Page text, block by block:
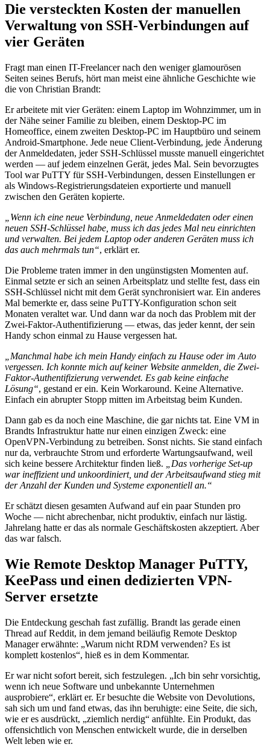
Die versteckten Kosten der manuellen
Verwaltung von SSH-Verbindungen auf
vier Geräten
Fragt man einen IT-Freelancer nach den weniger glamourösen
Seiten seines Berufs, hört man meist eine ähnliche Geschichte wie
die von Christian Brandt:
Er arbeitete mit vier Geräten: einem Laptop im Wohnzimmer, um in
der Nähe seiner Familie zu bleiben, einem Desktop-PC im
Homeoffice, einem zweiten Desktop-PC im Hauptbüro und seinem
Android-Smartphone. Jede neue Client-Verbindung, jede Änderung
der Anmeldedaten, jeder SSH-Schlüssel musste manuell eingerichtet
werden — auf jedem einzelnen Gerät, jedes Mal. Sein bevorzugtes
Tool war PuTTY für SSH-Verbindungen, dessen Einstellungen er
als Windows-Registrierungsdateien exportierte und manuell
zwischen den Geräten kopierte.
„Wenn ich eine neue Verbindung, neue Anmeldedaten oder einen
neuen SSH-Schlüssel habe, muss ich das jedes Mal neu einrichten
und verwalten. Bei jedem Laptop oder anderen Geräten muss ich
das auch mehrmals tun“, erklärt er.
Die Probleme traten immer in den ungünstigsten Momenten auf.
Einmal setzte er sich an seinen Arbeitsplatz und stellte fest, dass ein
SSH-Schlüssel nicht mit dem Gerät synchronisiert war. Ein anderes
Mal bemerkte er, dass seine PuTTY-Konfiguration schon seit
Monaten veraltet war. Und dann war da noch das Problem mit der
Zwei-Faktor-Authentifizierung — etwas, das jeder kennt, der sein
Handy schon einmal zu Hause vergessen hat.
„Manchmal habe ich mein Handy einfach zu Hause oder im Auto
vergessen. Ich konnte mich auf keiner Website anmelden, die Zwei-
Faktor-Authentifizierung verwendet. Es gab keine einfache
Lösung“, gestand er ein. Kein Workaround. Keine Alternative.
Einfach ein abrupter Stopp mitten im Arbeitstag beim Kunden.
Dann gab es da noch eine Maschine, die gar nichts tat. Eine VM in
Brandts Infrastruktur hatte nur einen einzigen Zweck: eine
OpenVPN-Verbindung zu betreiben. Sonst nichts. Sie stand einfach
nur da, verbrauchte Strom und erforderte Wartungsaufwand, weil
sich keine bessere Architektur finden ließ.
„Das vorherige Set-up
war ineffizient und unkoordiniert, und der Arbeitsaufwand stieg mit
der Anzahl der Kunden und Systeme exponentiell an.“
Er schätzt diesen gesamten Aufwand auf ein paar Stunden pro
Woche — nicht abrechenbar, nicht produktiv, einfach nur lästig.
Jahrelang hatte er das als normale Geschäftskosten akzeptiert. Aber
das war falsch.
Wie Remote Desktop Manager PuTTY,
KeePass und einen dedizierten VPN-
Server ersetzte
Die Entdeckung geschah fast zufällig. Brandt las gerade einen
Thread auf Reddit, in dem jemand beiläufig Remote Desktop
Manager erwähnte: „Warum nicht RDM verwenden? Es ist
komplett kostenlos“, hieß es in dem Kommentar.
Er war nicht sofort bereit, sich festzulegen. „Ich bin sehr vorsichtig,
wenn ich neue Software und unbekannte Unternehmen
ausprobiere“, erklärt er. Er besuchte die Website von Devolutions,
sah sich um und fand etwas, das ihn beruhigte: eine Seite, die sich,
wie er es ausdrückt, „ziemlich nerdig“ anfühlte. Ein Produkt, das
offensichtlich von Menschen entwickelt wurde, die in derselben
Welt leben wie er.